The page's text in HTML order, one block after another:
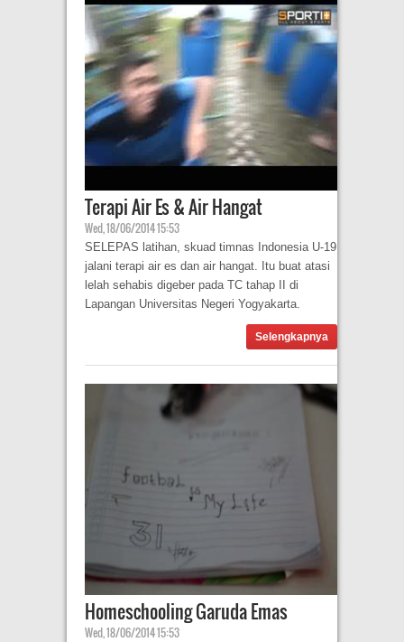
Terapi Air Es & Air Hangat
Wed, 18/06/2014 15:53
SELEPAS latihan, skuad timnas Indonesia U-19
jalani terapi air es dan air hangat. Itu buat atasi
lelah sehabis digeber pada TC tahap II di
Lapangan Universitas Negeri Yogyakarta.
Selengkapnya
Homeschooling Garuda Emas
Wed, 18/06/2014 15:53